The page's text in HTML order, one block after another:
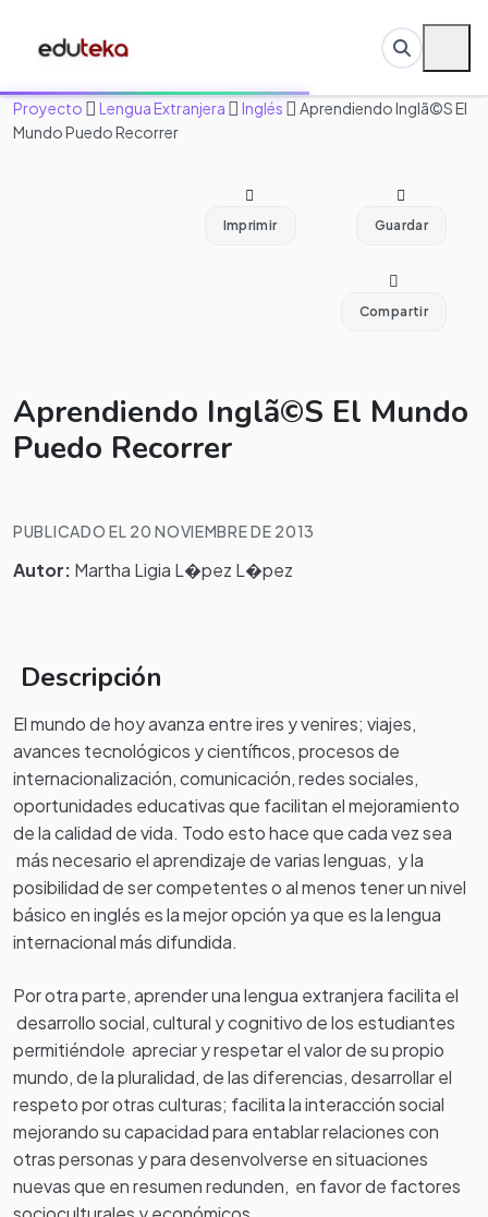
Proyecto Lengua Extranjera Inglés
Aprendiendo Inglã©S El
Mundo Puedo Recorrer
Imprimir Guardar
Compartir
Aprendiendo Inglã©S El Mundo
Puedo Recorrer
PUBLICADO EL 20 NOVIEMBRE DE 2013
Autor: Martha Ligia L�pez L�pez
Descripción
El mundo de hoy avanza entre ires y venires; viajes,
avances tecnológicos y científicos, procesos de
internacionalización, comunicación, redes sociales,
oportunidades educativas que facilitan el mejoramiento
de la calidad de vida. Todo esto hace que cada vez sea
más necesario el aprendizaje de varias lenguas, y la
posibilidad de ser competentes o al menos tener un nivel
básico en inglés es la mejor opción ya que es la lengua
internacional más difundida.
Por otra parte, aprender una lengua extranjera facilita el
desarrollo social, cultural y cognitivo de los estudiantes
permitiéndole apreciar y respetar el valor de su propio
mundo, de la pluralidad, de las diferencias, desarrollar el
respeto por otras culturas; facilita la interacción social
mejorando su capacidad para entablar relaciones con
otras personas y para desenvolverse en situaciones
nuevas que en resumen redunden, en favor de factores